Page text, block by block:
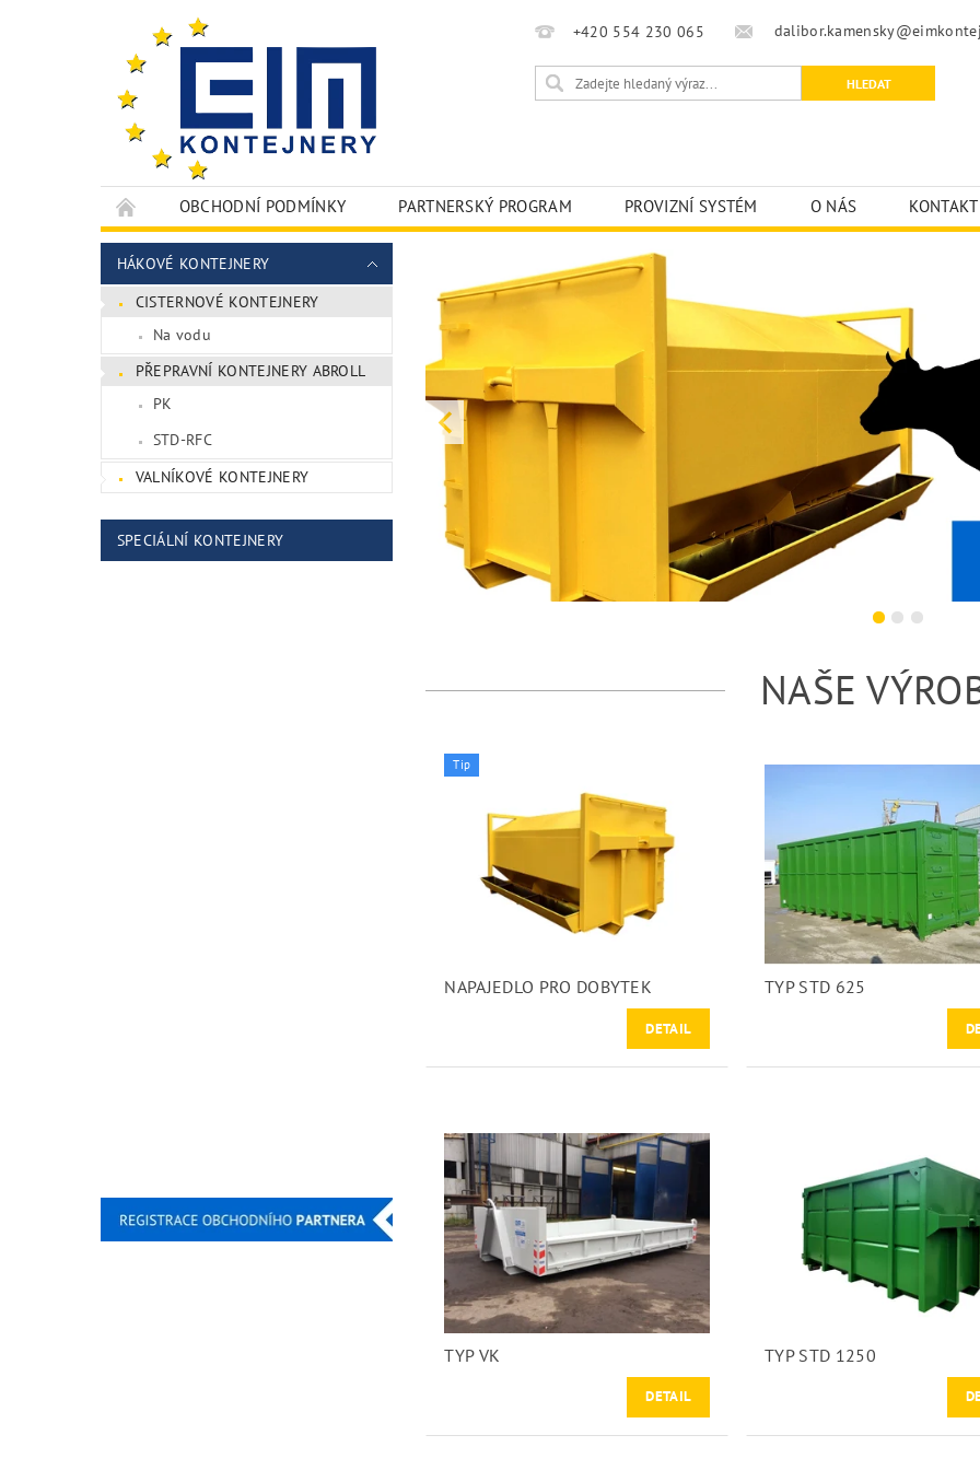
+420 554 230 065
OBCHODNÍ PODMÍNKY PARTNERSKÝ PROGRAM PROVIZNÍ SYSTÉM O NÁS KONTAKT
HÁKOVÉ KONTEJNERY
CISTERNOVÉ KONTEJNERY
Na vodu
PŘEPRAVNÍ KONTEJNERY ABROLL
PK
STD-RFC
VALNÍKOVÉ KONTEJNERY
SPECIÁLNÍ KONTEJNERY
NAŠE
Tip
NAPAJEDLO PRO DOBYTEK
DETAIL
TYP STD 625
TYP VK
DETAIL
TYP STD 1250